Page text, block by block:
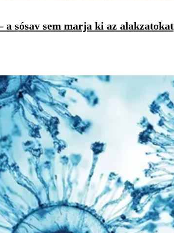
sósav sem marja ki az alakzatokat